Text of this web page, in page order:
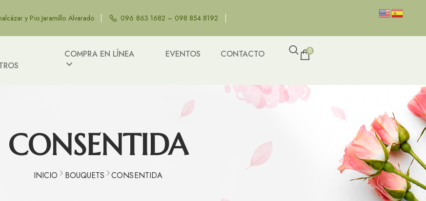
y Pio Jaramillo Alvarado 096 863 1682 – 098 854 8192
COMPRA EN LÍNEA EVENTOS CONTACTO 0
CONSENTIDA
INICIO BOUQUETS CONSENTIDA